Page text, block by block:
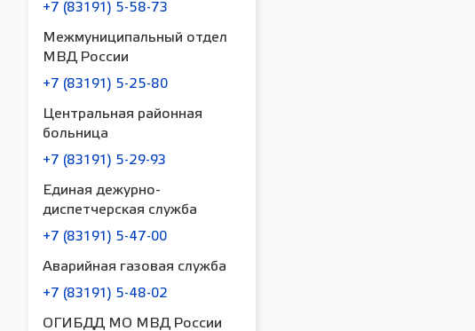
+7 (83191) 5-58-73
Межмуниципальный отдел
МВД России
+7 (83191) 5-25-80
Центральная районная
больница
+7 (83191) 5-29-93
Единая дежурно-
диспетчерская служба
+7 (83191) 5-47-00
Аварийная газовая служба
+7 (83191) 5-48-02
ОГИБДД МО МВД России